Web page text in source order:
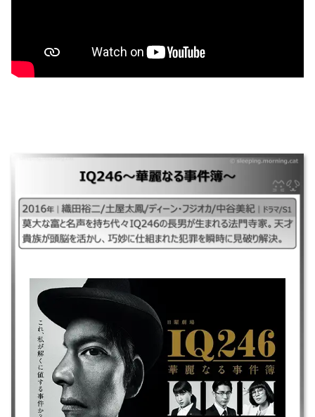
｜#IQ246華麗なる事件簿#アイキュー246華麗なる事件簿## ｜2016年｜
織田裕二/土屋太鳳/ディーン・フジオカ/中谷美紀｜ドラマ/S1 ｜莫大な富
と名声を持ち代々IQ246の長男が生まれる法門寺家。天才貴族が頭脳を活
かし、巧妙に仕組まれた犯罪を瞬時に見破り解決。